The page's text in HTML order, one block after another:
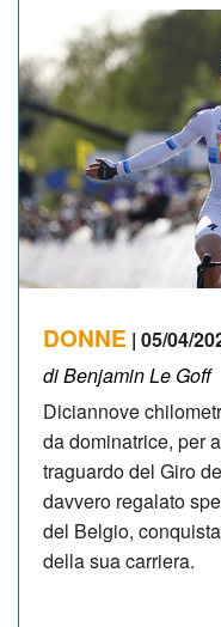
ALBI D'ORO
NEWSLETTER
DONNE | 05/04/
di Benjamin Le Goff
Diciannove
da dominatrice, per
traguardo del Giro
davvero regalato
del Belgio,
della sua carriera.